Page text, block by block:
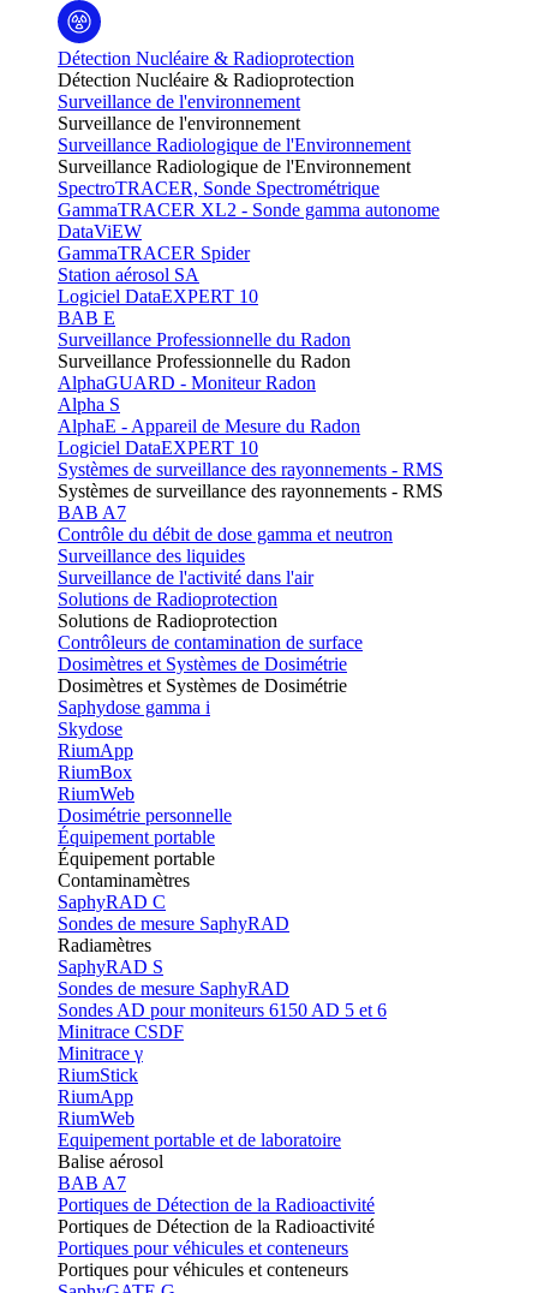
Détection Nucléaire & Radioprotection
Détection Nucléaire & Radioprotection
Surveillance de l'environnement
Surveillance de l'environnement
Surveillance Radiologique de l'Environnement
Surveillance Radiologique de l'Environnement
SpectroTRACER, Sonde Spectrométrique
GammaTRACER XL2 - Sonde gamma autonome
DataViEW
GammaTRACER Spider
Station aérosol SA
Logiciel DataEXPERT 10
BAB E
Surveillance Professionnelle du Radon
Surveillance Professionnelle du Radon
AlphaGUARD - Moniteur Radon
Alpha S
AlphaE - Appareil de Mesure du Radon
Logiciel DataEXPERT 10
Systèmes de surveillance des rayonnements - RMS
Systèmes de surveillance des rayonnements - RMS
BAB A7
Contrôle du débit de dose gamma et neutron
Surveillance des liquides
Surveillance de l'activité dans l'air
Solutions de Radioprotection
Solutions de Radioprotection
Contrôleurs de contamination de surface
Dosimètres et Systèmes de Dosimétrie
Dosimètres et Systèmes de Dosimétrie
Saphydose gamma i
Skydose
RiumApp
RiumBox
RiumWeb
Dosimétrie personnelle
Équipement portable
Équipement portable
Contaminamètres
SaphyRAD C
Sondes de mesure SaphyRAD
Radiamètres
SaphyRAD S
Sondes de mesure SaphyRAD
Sondes AD pour moniteurs 6150 AD 5 et 6
Minitrace CSDF
Minitrace γ
RiumStick
RiumApp
RiumWeb
Equipement portable et de laboratoire
Balise aérosol
BAB A7
Portiques de Détection de la Radioactivité
Portiques de Détection de la Radioactivité
Portiques pour véhicules et conteneurs
Portiques pour véhicules et conteneurs